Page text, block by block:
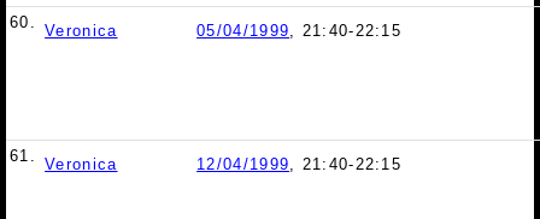
60. Veronica 05/04/1999, 21:40-22:15
61. Veronica 12/04/1999, 21:40-22:15